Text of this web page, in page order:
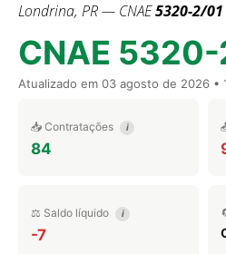
Londrina, PR — CNAE5320-2/01
CNAE
Atualizado em 03 agosto de 2026 •
📥 Contratações i
84
⚖️ Saldo líquido i
-7